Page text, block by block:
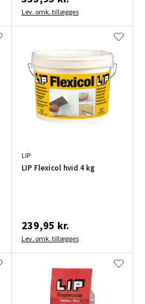
Lev. omk. tillægges
LIP
LIP Flexicol hvid 4 kg
239,95 kr.
Lev. omk. tillægges